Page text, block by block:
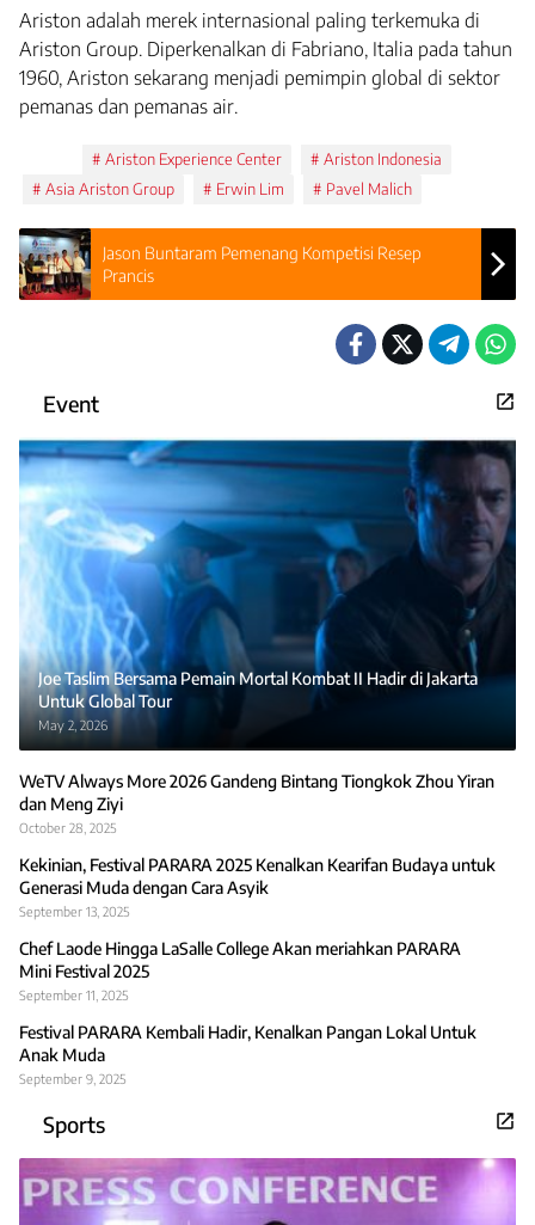
Ariston adalah merek internasional paling terkemuka di
Ariston Group. Diperkenalkan di Fabriano, Italia pada tahun
1960, Ariston sekarang menjadi pemimpin global di sektor
pemanas dan pemanas air.
Ariston Experience Center
Ariston Indonesia
Asia Ariston Group
Erwin Lim Pavel Malich
Jason Buntaram Pemenang Kompetisi Resep
Prancis
Event
Joe Taslim Bersama Pemain Mortal Kombat II Hadir di Jakarta
Untuk Global Tour
May 2, 2026
WeTV Always More 2026 Gandeng Bintang Tiongkok Zhou Yiran
dan Meng Ziyi
October 28, 2025
Kekinian, Festival PARARA 2025 Kenalkan Kearifan Budaya untuk
Generasi Muda dengan Cara Asyik
September 13, 2025
Chef Laode Hingga LaSalle College Akan meriahkan PARARA
Mini Festival 2025
September 11, 2025
Festival PARARA Kembali Hadir, Kenalkan Pangan Lokal Untuk
Anak Muda
September 9, 2025
Sports